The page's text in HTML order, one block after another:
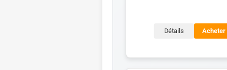
Détails Acheter